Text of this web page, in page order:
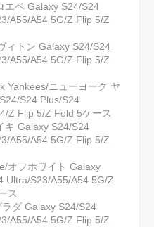
エベ Galaxy S24/S24
A55/A54 5G/Z Flip 5/Z
ィトン Galaxy S24/S24
A55/A54 5G/Z Flip 5/Z
Yankees/ニューヨーク ヤ
S24 Plus/S24
Z Flip 5/Z Fold 5ケース
キ Galaxy S24/S24
A55/A54 5G/Z Flip 5/Z
オフホワイト Galaxy
Ultra/S23/A55/A54 5G/Z
ス
ダ Galaxy S24/S24
A55/A54 5G/Z Flip 5/Z